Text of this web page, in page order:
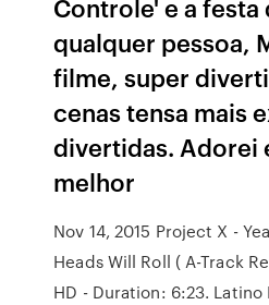
Controle' e a festa
qualquer pessoa,
filme, super
cenas tensa mais
divertidas. Adorei
melhor
Nov 14, 2015 Project X -
Heads Will Roll ( A-Track
HD - Duration: 6:23. Latino